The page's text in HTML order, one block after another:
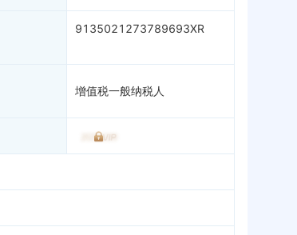
9135021273789693XR
增值税一般纳税人